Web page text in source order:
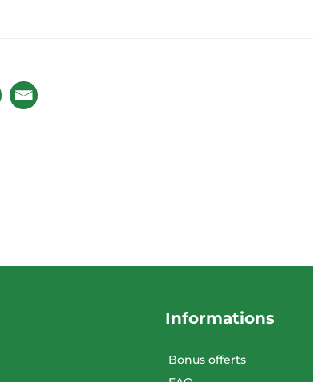
Informations
Bonus offerts